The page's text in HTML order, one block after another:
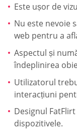
Este ușor de
Nu este nevoie
web pentru a
Aspectul și
îndeplinirea
Utilizatorul
interacțiuni
Designul
dispozitivele.